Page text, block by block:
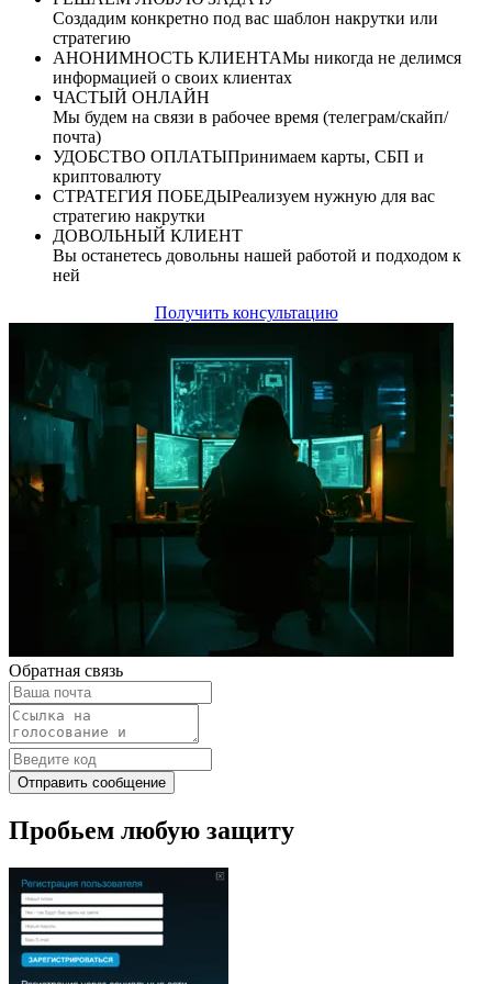
Создадим конкретно под вас шаблон накрутки или
стратегию
АНОНИМНОСТЬ КЛИЕНТАМы никогда не делимся
информацией о своих клиентах
ЧАСТЫЙ ОНЛАЙН
Мы будем на связи в рабочее время (телеграм/скайп/
почта)
УДОБСТВО ОПЛАТЫПринимаем карты, СБП и
криптовалюту
СТРАТЕГИЯ ПОБЕДЫРеализуем нужную для вас
стратегию накрутки
ДОВОЛЬНЫЙ КЛИЕНТ
Вы останетесь довольны нашей работой и подходом к
ней
Получить консультацию
Обратная связь
Отправить сообщение
Пробьем любую защиту